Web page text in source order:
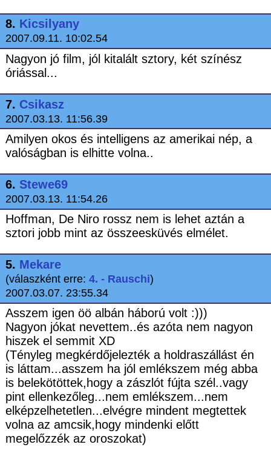
8. Kicsilyany
2007.09.11. 10:02.54
Nagyon jó film, jól kitalált sztory, két színész
óriással...
7. Csikasz
2007.03.13. 11:56.39
Amilyen okos és intelligens az amerikai nép, a
valóságban is elhitte volna..
6. Stewe69
2007.03.13. 11:54.26
Hoffman, De Niro rossz nem is lehet aztán a
sztori jobb mint az összeesküvés elmélet.
5. Mekare
(válaszként erre: 4. - Rauschi)
2007.03.07. 23:55.34
Asszem igen öö albán háború volt :)))
Nagyon jókat nevettem..és azóta nem nagyon
hiszek el semmit XD
(Tényleg megkérdőjelezték a holdraszállást én
is láttam...asszem ha jól emlékszem még abba
is belekötöttek,hogy a zászlót fújta szél..vagy
pint ellenkezőleg...nem emlékszem...nem
elképzelhetetlen...elvégre mindent megtettek
volna az amcsik,hogy mindenki előtt
megelőzzék az oroszokat)